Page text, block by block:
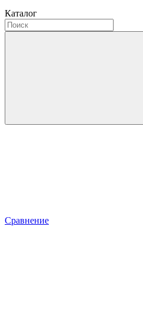
Каталог
Сравнение